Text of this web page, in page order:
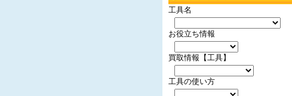
工具名
お役立ち情報
買取情報【工具】
工具の使い方